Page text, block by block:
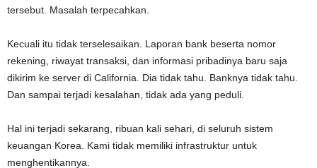
tersebut. Masalah terpecahkan.
Kecuali itu tidak terselesaikan. Laporan bank beserta nomor
rekening, riwayat transaksi, dan informasi pribadinya baru saja
dikirim ke server di California. Dia tidak tahu. Banknya tidak tahu.
Dan sampai terjadi kesalahan, tidak ada yang peduli.
Hal ini terjadi sekarang, ribuan kali sehari, di seluruh sistem
keuangan Korea. Kami tidak memiliki infrastruktur untuk
menghentikannya.